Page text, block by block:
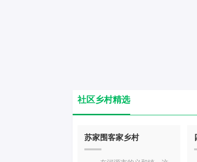
社区乡村精选
苏家围客家乡村